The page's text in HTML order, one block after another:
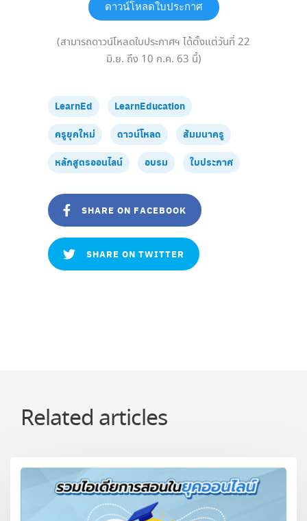
ดาวน์โหลดใบประกาศ
(สามารถดาวน์โหลดใบประกาศฯ ได้ตั้งแต่วันที่ 22
มิ.ย. ถึง 10 ก.ค. 63 นี้)
LearnEd
LearnEducation
ครูยุคใหม่
ดาวน์โหลด
สัมมนาครู
หลักสูตรออนไลน์
อบรม ใบประกาศ
SHARE ON FACEBOOK
SHARE ON TWITTER
Related articles